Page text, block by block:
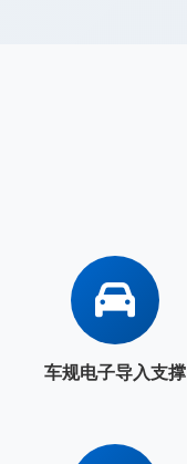
车规电子导入支撑